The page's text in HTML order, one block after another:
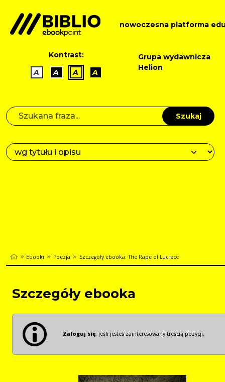
nowoczesna platforma
Kontrast:
A
A A A
Grupa wydawnicza
Helion
Szukaj
Ebooki Poezja Szczegóły ebooka: The Rape of Lucrece
Szczegóły ebooka
Zaloguj się, jeśli jesteś zainteresowany treścią pozycji.